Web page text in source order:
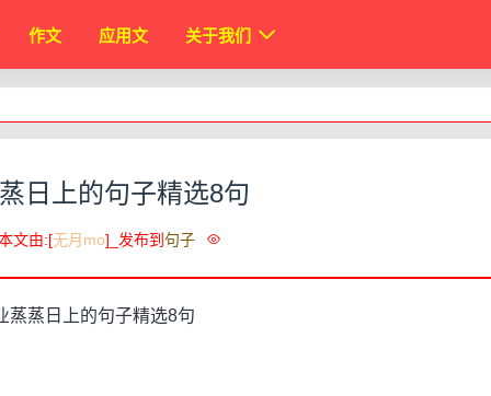
作文 应用文 关于我们
日上的句子精选8句
文由:[无月mo]_发布到 句子